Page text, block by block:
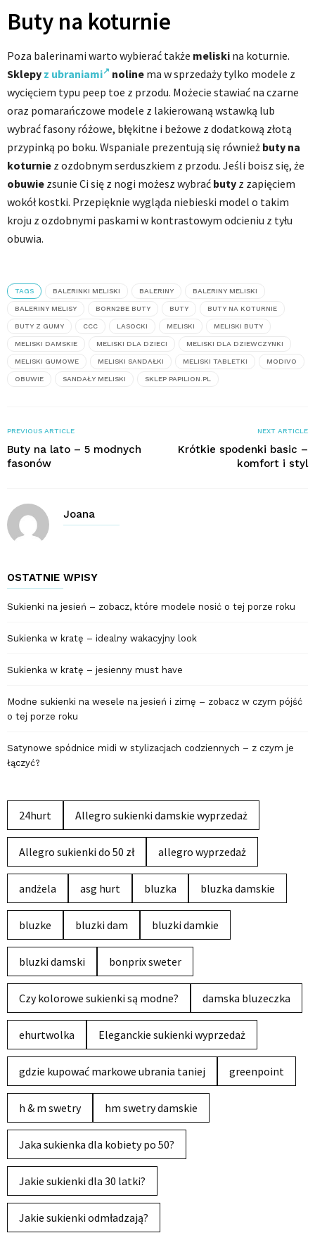
Buty na koturnie
Poza balerinami warto wybierać także meliski na koturnie.
Sklepy z ubraniami noline ma w sprzedaży tylko modele z
wycięciem typu peep toe z przodu. Możecie stawiać na czarne
oraz pomarańczowe modele z lakierowaną wstawką lub
wybrać fasony różowe, błękitne i beżowe z dodatkową złotą
przypinką po boku. Wspaniale prezentują się również buty na
koturnie z ozdobnym serduszkiem z przodu. Jeśli boisz się, że
obuwie zsunie Ci się z nogi możesz wybrać buty z zapięciem
wokół kostki. Przepięknie wygląda niebieski model o takim
kroju z ozdobnymi paskami w kontrastowym odcieniu z tyłu
obuwia.
TAGS BALERINKI MELISKI BALERINY BALERINY MELISKI
BALERINY MELISY BORN2BE BUTY BUTY BUTY NA KOTURNIE
BUTY Z GUMY CCC LASOCKI MELISKI MELISKI BUTY
MELISKI DAMSKIE MELISKI DLA DZIECI MELISKI DLA DZIEWCZYNKI
MELISKI GUMOWE MELISKI SANDAŁKI MELISKI TABLETKI MODIVO
OBUWIE SANDAŁY MELISKI SKLEP PAPILION.PL
PREVIOUS ARTICLE
Buty na lato – 5 modnych
fasonów
NEXT ARTICLE
Krótkie spodenki basic –
komfort i styl
Joana
OSTATNIE WPISY
Sukienki na jesień – zobacz, które modele nosić o tej porze roku
Sukienka w kratę – idealny wakacyjny look
Sukienka w kratę – jesienny must have
Modne sukienki na wesele na jesień i zimę – zobacz w czym pójść
o tej porze roku
Satynowe spódnice midi w stylizacjach codziennych – z czym je
łączyć?
24hurt Allegro sukienki damskie wyprzedaż
Allegro sukienki do 50 zł allegro wyprzedaż
andżela asg hurt bluzka bluzka damskie
bluzke bluzki dam bluzki damkie
bluzki damski bonprix sweter
Czy kolorowe sukienki są modne? damska bluzeczka
ehurtwolka Eleganckie sukienki wyprzedaż
gdzie kupować markowe ubrania taniej greenpoint
h & m swetry hm swetry damskie
Jaka sukienka dla kobiety po 50?
Jakie sukienki dla 30 latki?
Jakie sukienki odmładzają?